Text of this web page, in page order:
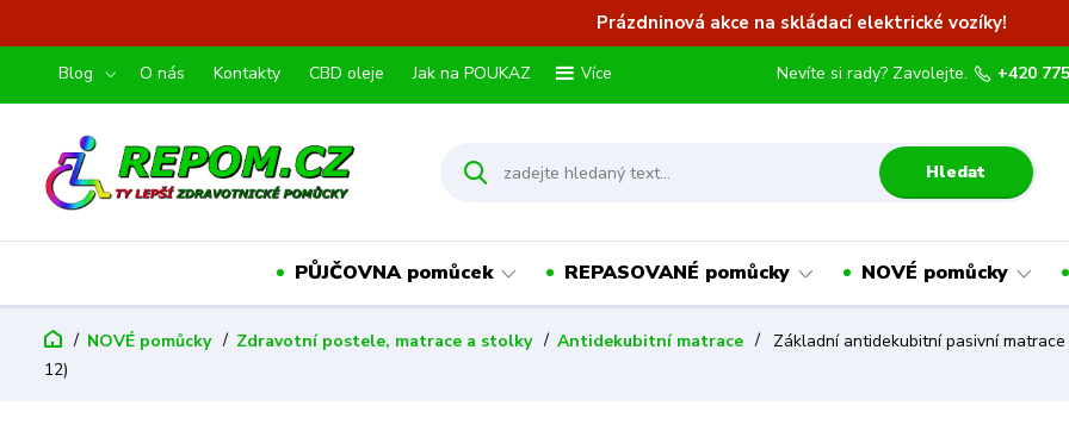
Prázdninová akce na skládací elektrické vozíky!
Blog O nás Kontakty CBD oleje Jak na POUKAZ Více
Hledat
Nevíte si rady? Zavolejte. +420
PŮJČOVNA pomůcek REPASOVANÉ pomůcky NOVÉ pomůcky
NOVÉ pomůcky Zdravotní postele, matrace a stolky Antidekubitní matrace
Základní antidekubitní pasivní
12)